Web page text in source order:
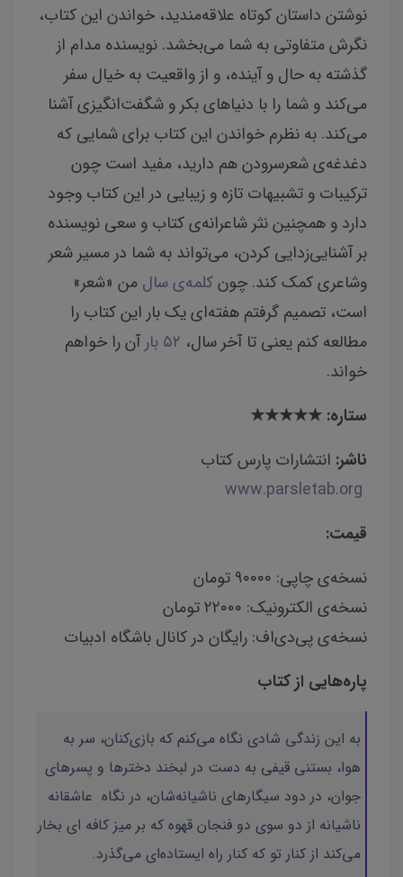
نوشتن داستان کوتاه علاقه‌مندید، خواندن این کتاب،
نگرش متفاوتی به شما می‌بخشد. نویسنده مدام از
گذشته به حال و آینده، و از واقعیت به خیال سفر
می‌کند و شما را با دنیاهای بکر و شگفت‌‌انگیزی آشنا
می‌کند. به نظرم خواندن این کتاب برای شمایی که
دغدغه‌ی شعرسرودن هم دارید، مفید است چون
ترکیبات و تشبیهات تازه و زیبایی در این کتاب وجود
دارد و همچنین نثر شاعرانه‌ی کتاب و سعی نویسنده
بر آشنایی‌زدایی کردن، می‌تواند به شما در مسیر شعر
وشاعری کمک کند. چونکلمه‌یسال من «شعر»
است، تصمیم گرفتم هفته‌ای یک بار این کتاب را
مطالعه کنم یعنی تا آخر سال، ۵۲ بار
آن را خواهم
خواند.
ستاره: ★★★★★
ناشر: انتشارات پارس کتاب
www.parsletab.org
قیمت:
نسخه‌ی چاپی: ۹۰۰۰۰ تومان
نسخه‌ی الکترونیک: ۲۲۰۰۰ تومان
نسخه‌ی پی‌دی‌اف: رایگان در کانال باشگاه ادبیات
پاره‌هایی از کتاب
به این زندگی شادی نگاه می‌کنم که بازی‌کنان، سر به
هوا، بستنی قیفی به دست در لبخند دخترها و پسرهای
جوان، در دود سیگارهای ناشیانه‌شان، در نگاه عاشقانه
ناشیانه از دو سوی دو فنجان قهوه که بر میز کافه ای بخار
می‌کند از کنار تو که کنار راه ایستاده‌ای می‌گذرد.